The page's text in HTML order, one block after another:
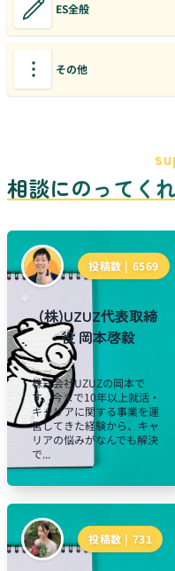
ES全般
その他
相談にのってく
投稿数 | 6569
(株)UZUZ代表取締
役 岡本啓毅
株式会社UZUZの岡本で
す。今まで10年以上就活・
キャリアに関する事業を運
営してきた経験から、キャ
リアの悩みがなんでも解決
で...
投稿数 | 731